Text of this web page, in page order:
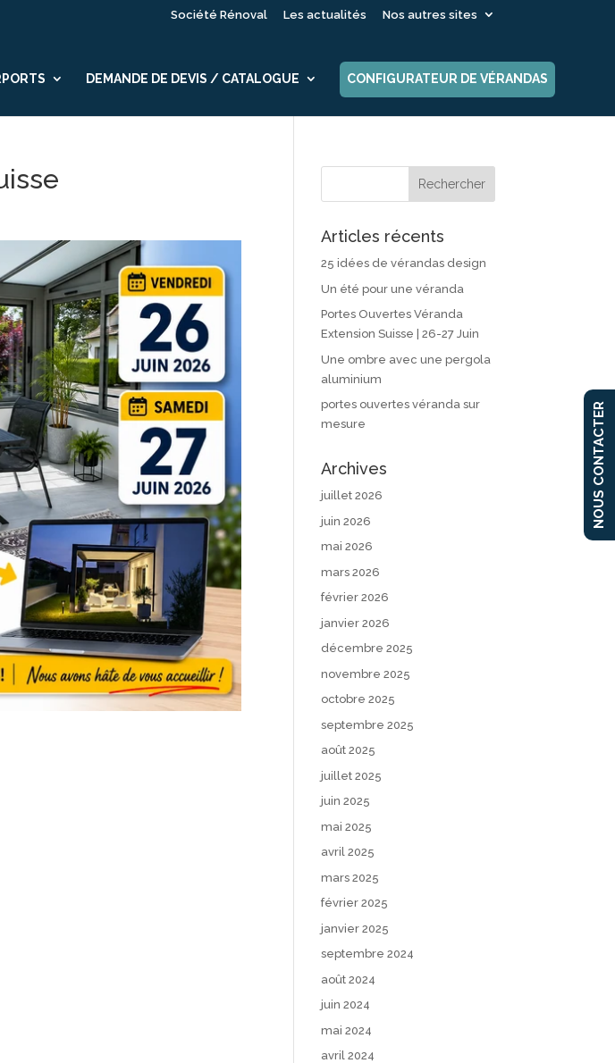
Société Rénoval Les actualités Nos autres sites
DEMANDE DE DEVIS / CATALOGUE CONFIGURATEUR DE VÉRANDAS
Articles récents
25 idées de vérandas design
Un été pour une véranda
Portes Ouvertes Véranda
Extension Suisse | 26-27 Juin
Une ombre avec une pergola
aluminium
portes ouvertes véranda sur
mesure
Archives
juillet 2026
juin 2026
mai 2026
mars 2026
février 2026
janvier 2026
décembre 2025
novembre 2025
octobre 2025
septembre 2025
août 2025
juillet 2025
juin 2025
mai 2025
avril 2025
mars 2025
février 2025
janvier 2025
septembre 2024
août 2024
juin 2024
mai 2024
avril 2024
NOUS CONTACTER